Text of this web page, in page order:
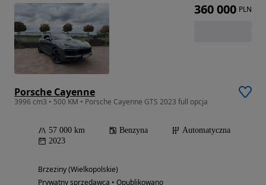
Porsche Cayenne
3996 cm3 • 500 KM • Porsche Cayenne GTS 2023 full opcja
57 000 km Benzyna
Automatyczna
2023
Brzeziny (Wielkopolskie)
Prywatny sprzedawca • Opublikowano
360 000 PLN